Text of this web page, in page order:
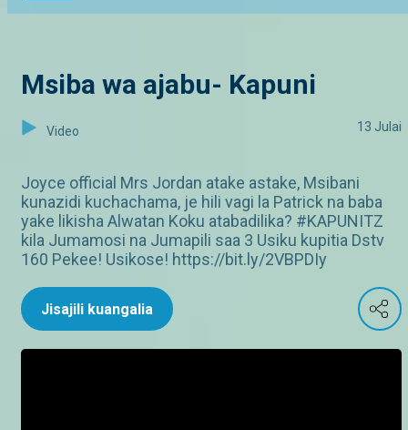
Msiba wa ajabu- Kapuni
Video 13 Julai
Joyce official Mrs Jordan atake astake, Msibani
kunazidi kuchachama, je hili vagi la Patrick na baba
yake likisha Alwatan Koku atabadilika? #KAPUNITZ
kila Jumamosi na Jumapili saa 3 Usiku kupitia Dstv
160 Pekee! Usikose! https://bit.ly/2VBPDIy
Jisajili kuangalia